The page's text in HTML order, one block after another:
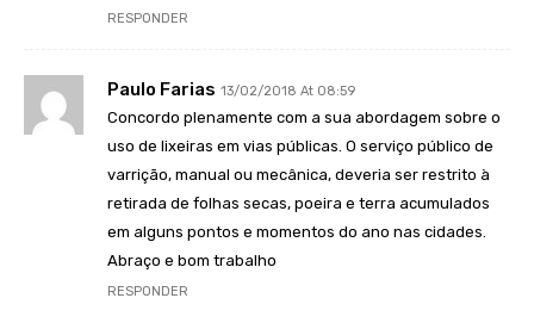
RESPONDER
Paulo Farias 13/02/2018 At 08:59
Concordo plenamente com a sua abordagem sobre o
uso de lixeiras em vias públicas. O serviço público de
varrição, manual ou mecânica, deveria ser restrito à
retirada de folhas secas, poeira e terra acumulados
em alguns pontos e momentos do ano nas cidades.
Abraço e bom trabalho
RESPONDER